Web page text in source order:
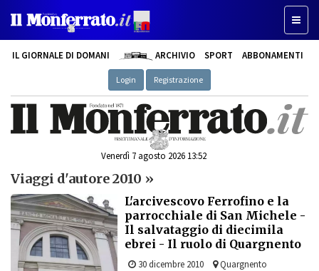
IL GIORNALE DI DOMANI ARCHIVIO SPORT ABBONAMENTI
Login Registrazione
Venerdì 7 agosto 2026 13:52
Viaggi d'autore 2010 »
L'arcivescovo Ferrofino e la
parrocchiale di San Michele -
Il salvataggio di diecimila
ebrei - Il ruolo di Quargnento
30 dicembre 2010 Quargnento